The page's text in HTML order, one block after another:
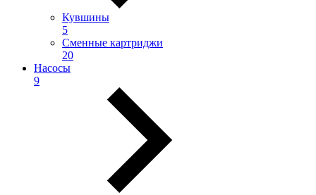
Кувшины
5
Сменные картриджи
20
Насосы
9